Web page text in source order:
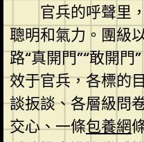
官兵的呼聲里
聰明和氣力。團級
路“真開門”“敢開
效于官兵，各標的
談扳談、各層級問
交心、一條包養網